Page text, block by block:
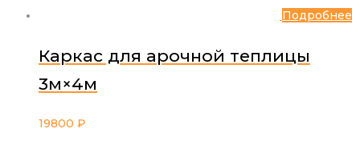
Подробнее
Каркас для арочной теплицы
3м×4м
19800 ₽